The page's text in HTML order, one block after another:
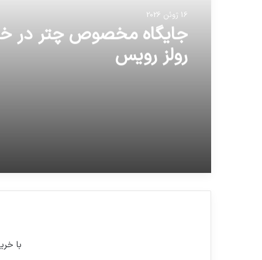
16 ژوئن 2026
جایگاه مخصوص چتر در
رولز رویس
با